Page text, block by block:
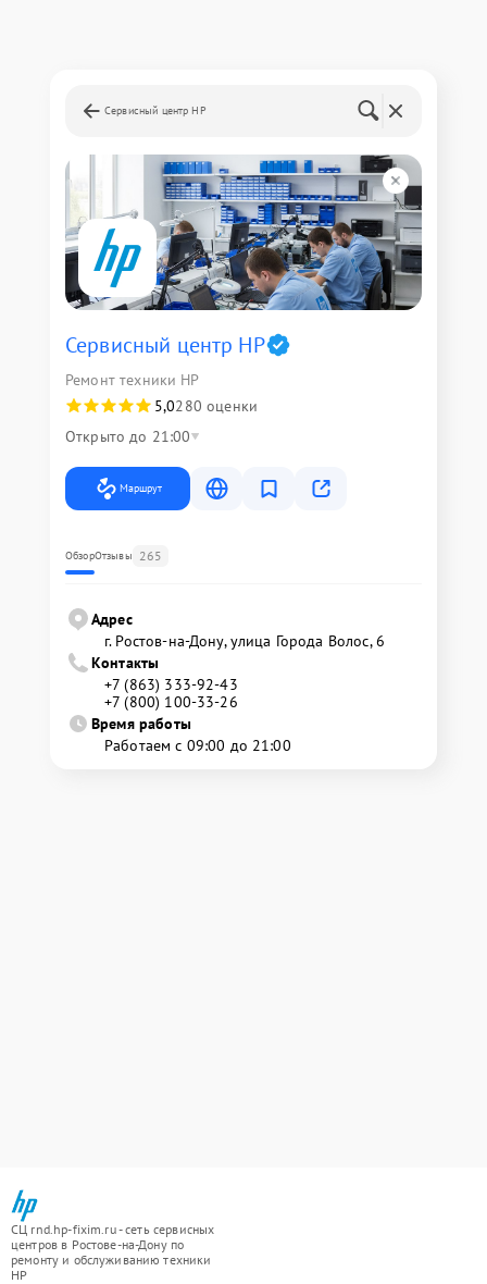
Сервисный центр HP
Сервисный центр HP
Ремонт техники HP
5,0280 оценки
Открыто до 21:00
Маршрут
ОбзорОтзывы 265
Адрес
г. Ростов-на-Дону, улица Города Волос, 6
Контакты
+7 (863) 333-92-43
+7 (800) 100-33-26
Время работы
Работаем с 09:00 до 21:00
СЦ rnd.hp-fixim.ru - сеть сервисных
центров в Ростове-на-Дону по
ремонту и обслуживанию техники
HP